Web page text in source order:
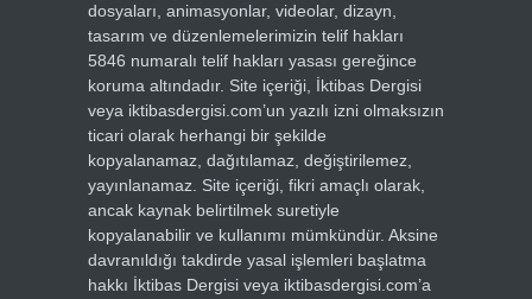
dosyaları, animasyonlar, videolar, dizayn,
tasarım ve düzenlemelerimizin telif hakları
5846 numaralı telif hakları yasası gereğince
koruma altındadır. Site içeriği, İktibas Dergisi
veya iktibasdergisi.com’un yazılı izni olmaksızın
ticari olarak herhangi bir şekilde
kopyalanamaz, dağıtılamaz, değiştirilemez,
yayınlanamaz. Site içeriği, fikri amaçlı olarak,
ancak kaynak belirtilmek suretiyle
kopyalanabilir ve kullanımı mümkündür. Aksine
davranıldığı takdirde yasal işlemleri başlatma
hakkı İktibas Dergisi veya iktibasdergisi.com’a